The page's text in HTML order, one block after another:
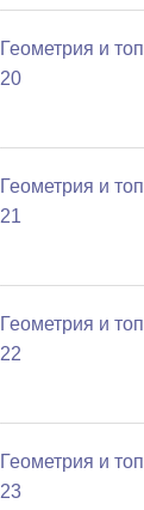
Геометрия и
20
Геометрия и
21
Геометрия и
22
Геометрия и
23